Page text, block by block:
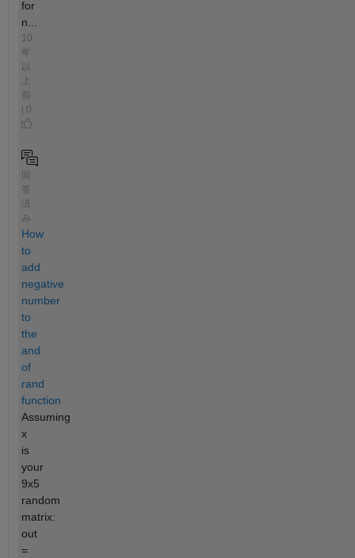
for
n...
10
年
以
前
| 0
回
答
済
み
How
to
add
negative
number
to
the
and
of
rand
function
Assuming
x
is
your
9x5
random
matrix:
out
=